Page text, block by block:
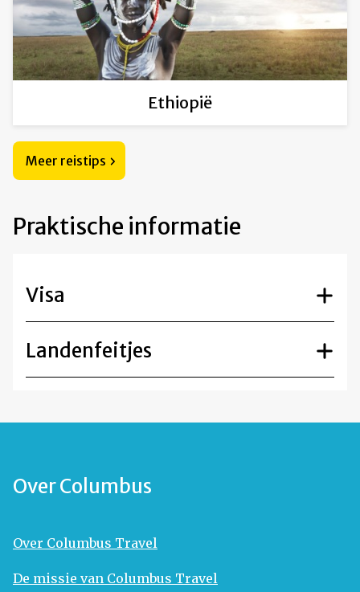
Ethiopië
Meer reistips
Praktische informatie
Visa
Landenfeitjes
Over Columbus
Over Columbus Travel
De missie van Columbus Travel